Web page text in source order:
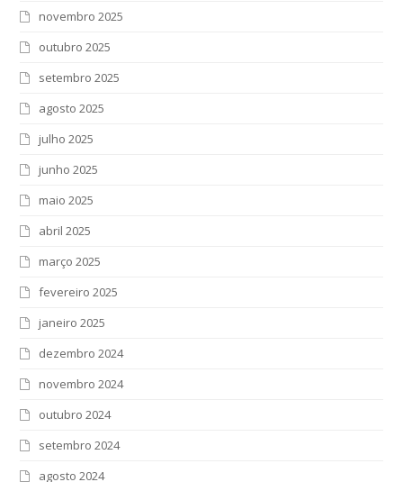
novembro 2025
outubro 2025
setembro 2025
agosto 2025
julho 2025
junho 2025
maio 2025
abril 2025
março 2025
fevereiro 2025
janeiro 2025
dezembro 2024
novembro 2024
outubro 2024
setembro 2024
agosto 2024